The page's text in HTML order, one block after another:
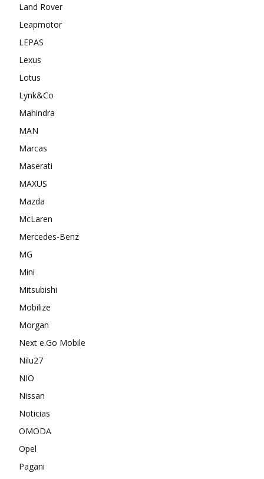
Land Rover
Leapmotor
LEPAS
Lexus
Lotus
Lynk&Co
Mahindra
MAN
Marcas
Maserati
MAXUS
Mazda
McLaren
Mercedes-Benz
MG
Mini
Mitsubishi
Mobilize
Morgan
Next e.Go Mobile
Nilu27
NIO
Nissan
Noticias
OMODA
Opel
Pagani